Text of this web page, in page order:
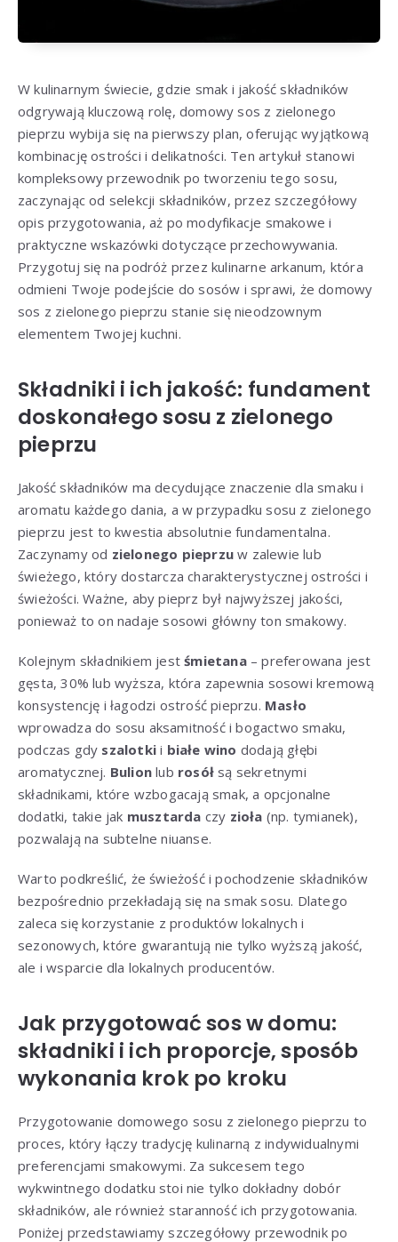
W kulinarnym świecie, gdzie smak i jakość składników
odgrywają kluczową rolę, domowy sos z zielonego
pieprzu wybija się na pierwszy plan, oferując wyjątkową
kombinację ostrości i delikatności. Ten artykuł stanowi
kompleksowy przewodnik po tworzeniu tego sosu,
zaczynając od selekcji składników, przez szczegółowy
opis przygotowania, aż po modyfikacje smakowe i
praktyczne wskazówki dotyczące przechowywania.
Przygotuj się na podróż przez kulinarne arkanum, która
odmieni Twoje podejście do sosów i sprawi, że domowy
sos z zielonego pieprzu stanie się nieodzownym
elementem Twojej kuchni.
Składniki i ich jakość: fundament
doskonałego sosu z zielonego
pieprzu
Jakość składników ma decydujące znaczenie dla smaku i
aromatu każdego dania, a w przypadku sosu z zielonego
pieprzu jest to kwestia absolutnie fundamentalna.
Zaczynamy od zielonego pieprzu w zalewie lub
świeżego, który dostarcza charakterystycznej ostrości i
świeżości. Ważne, aby pieprz był najwyższej jakości,
ponieważ to on nadaje sosowi główny ton smakowy.
Kolejnym składnikiem jestśmietana– preferowana jest
gęsta, 30% lub wyższa, która zapewnia sosowi kremową
konsystencję i łagodzi ostrość pieprzu. Masło
wprowadza do sosu aksamitność i bogactwo smaku,
podczas gdy szalotki i białe wino dodają głębi
aromatycznej. Bulion lub rosół są sekretnymi
składnikami, które wzbogacają smak, a opcjonalne
dodatki, takie jak musztarda czy zioła (np. tymianek),
pozwalają na subtelne niuanse.
Warto podkreślić, że świeżość i pochodzenie składników
bezpośrednio przekładają się na smak sosu. Dlatego
zaleca się korzystanie z produktów lokalnych i
sezonowych, które gwarantują nie tylko wyższą jakość,
ale i wsparcie dla lokalnych producentów.
Jak przygotować sos w domu:
składniki i ich proporcje, sposób
wykonania krok po kroku
Przygotowanie domowego sosu z zielonego pieprzu to
proces, który łączy tradycję kulinarną z indywidualnymi
preferencjami smakowymi. Za sukcesem tego
wykwintnego dodatku stoi nie tylko dokładny dobór
składników, ale również staranność ich przygotowania.
Poniżej przedstawiamy szczegółowy przewodnik po